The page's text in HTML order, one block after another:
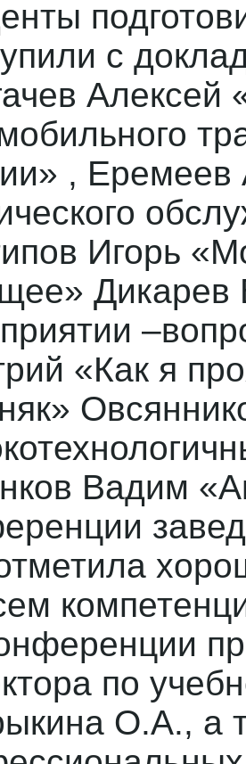
с
Алексей
,
Игорь
Дикарев
«Как я
Вадим
по
О.А., а